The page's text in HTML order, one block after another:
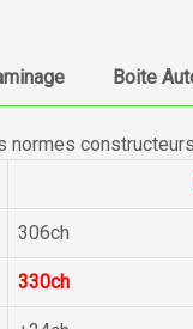
Boite
306ch
330ch